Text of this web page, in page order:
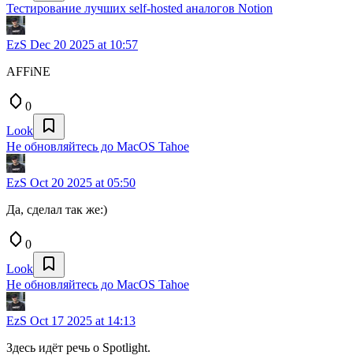
Тестирование лучших self-hosted аналогов Notion
EzS Dec 20 2025 at 10:57
AFFiNE
0
Look
Не обновляйтесь до MacOS Tahoe
EzS Oct 20 2025 at 05:50
Да, сделал так же:)
0
Look
Не обновляйтесь до MacOS Tahoe
EzS Oct 17 2025 at 14:13
Здесь идёт речь о Spotlight.